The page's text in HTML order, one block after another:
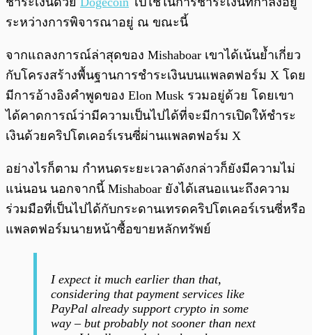
ระหว่างการพิจารณาอยู่ ณ ขณะนี้
จากแถลงการณ์ล่าสุดของ Mishaboar เขาได้เน้นย้ำเกี่ยว
กับโครงสร้างพื้นฐานการชำระเงินบนแพลตฟอร์ม X โดย
มีการอ้างอิงคำพูดของ Elon Musk รวมอยู่ด้วย โดยเขา
ได้คาดการณ์ว่ามีความเป็นไปได้ที่จะมีการเปิดให้ชำระ
เงินด้วยคริปโตเคอร์เรนซี่ผ่านแพลตฟอร์ม X
อย่างไรก็ตาม กำหนดระยะเวลาดังกล่าวก็ยังมีความไม่
แน่นอน นอกจากนี้ Mishaboar ยังได้เสนอแนะถึงความ
ร่วมมือที่เป็นไปได้กับกระดานเทรดคริปโตเคอร์เรนซี่หรือ
แพลตฟอร์มนายหน้าซื้อขายหลักทรัพย์
I expect it much earlier than that,
considering that payment services like
PayPal already support crypto in some
way – but probably not sooner than next